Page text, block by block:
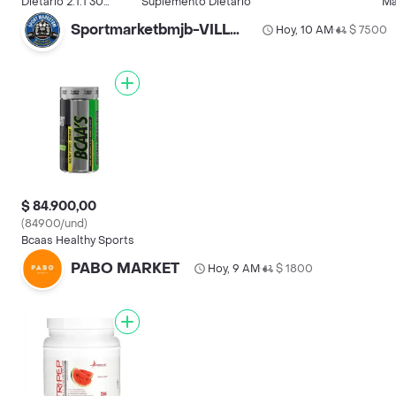
Servicios
Sportmarketbmjb-VILLAS Hoy, 10 AM• $ 7500
$ 84.900,00
(84900/und)
Bcaas Healthy Sports
PABO MARKET Hoy, 9 AM• $ 1800